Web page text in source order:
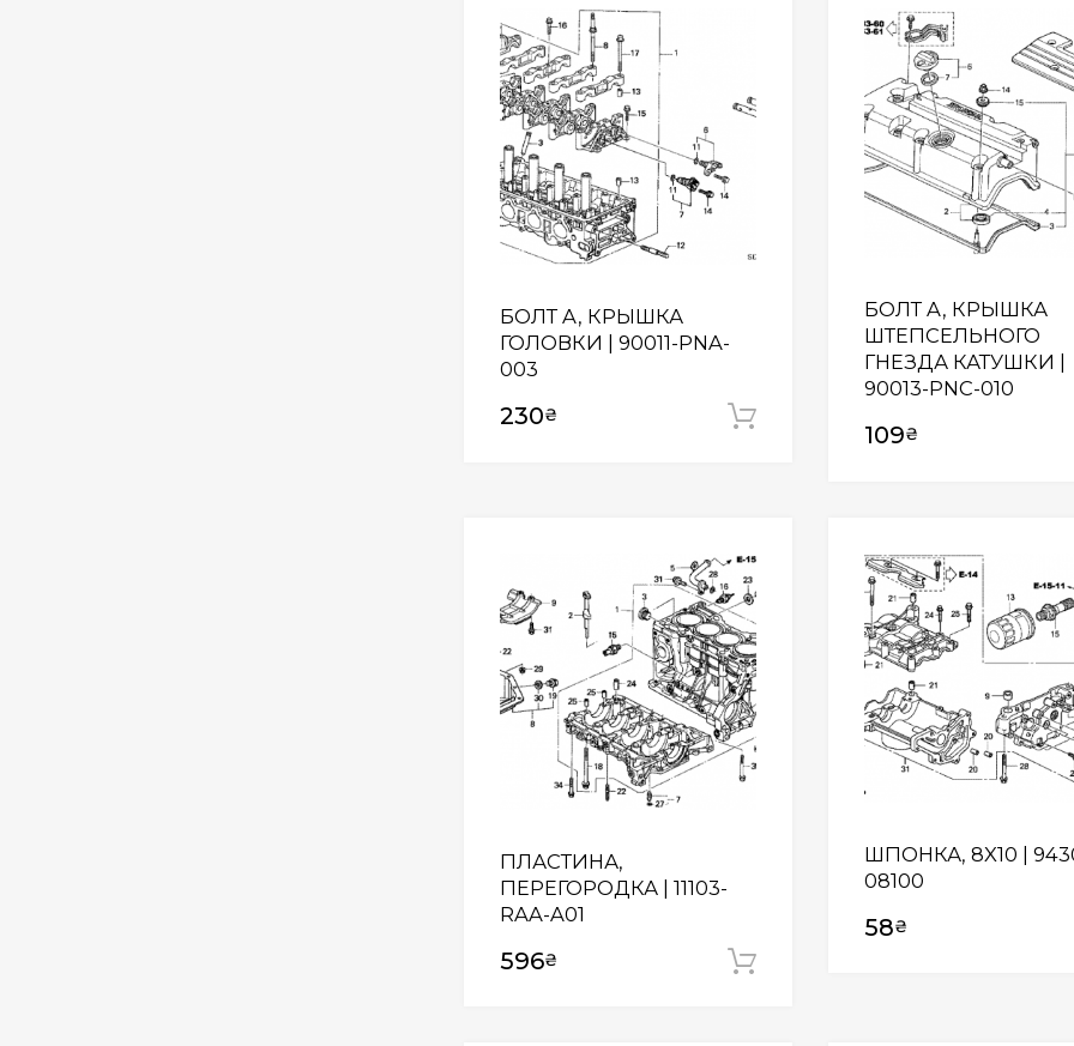
БОЛТ A, КРЫШКА
ГОЛОВКИ | 90011-PNA-
003
230₴
БОЛТ A, КРЫШКА
ШТЕПСЕЛЬНОГО
ГНЕЗДА КАТУШКИ |
90013-PNC-010
109₴
ПЛАСТИНА,
ПЕРЕГОРОДКА | 11103-
RAA-A01
596₴
ШПОНКА, 8X10 |
08100
58₴